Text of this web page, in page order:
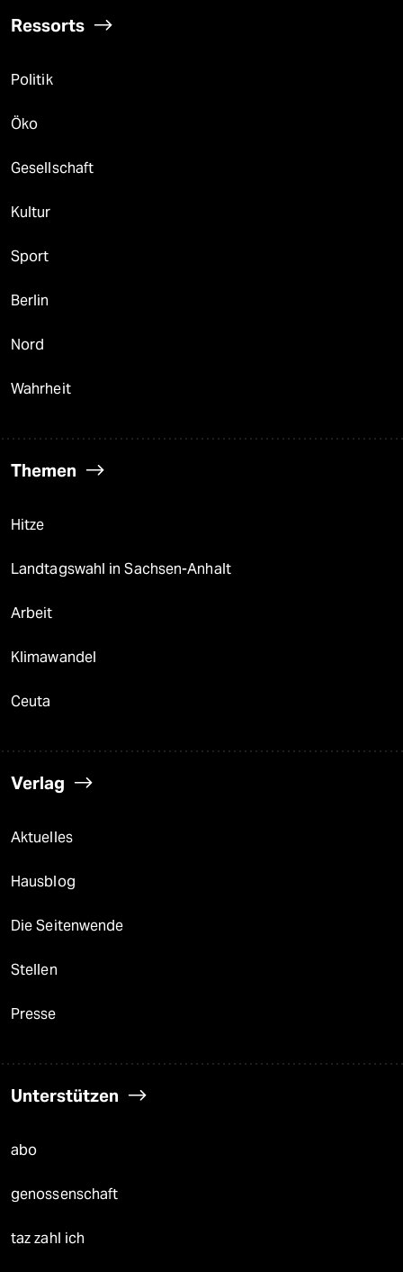
Ressorts
Politik
Öko
Gesellschaft
Kultur
Sport
Berlin
Nord
Wahrheit
Themen
Hitze
Landtagswahl in Sachsen-Anhalt
Arbeit
Klimawandel
Ceuta
Verlag
Aktuelles
Hausblog
Die Seitenwende
Stellen
Presse
Unterstützen
abo
genossenschaft
taz zahl ich